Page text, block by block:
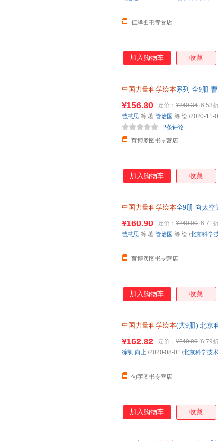
佳泽图书专营店
加入购物车 收藏
中国力量科学绘本系列 全9册
的科学秘密
¥156.80 定价： ¥240.34 (6.53
育博彦图书专营店
2条评论
曹慧思 等 著 管治国 等 绘 /2020-11-
加入购物车 收藏
中国力量科学绘本全9册 向太空
¥160.90 定价： ¥240.00 (6.71
育博彦图书专营店
曹慧思 等 著 管治国 等 绘 /北京科学
加入购物车 收藏
中国力量科学绘本(共9册) 北京
¥162.82 定价： ¥240.00 (6.79
句字图书专营店
徐凯,向上 /2020-08-01 /北京科学技
加入购物车 收藏